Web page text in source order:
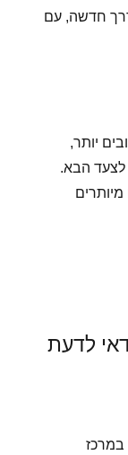
חדשה, עם
יותר,
לצעד הבא.
לדעת
במרכז